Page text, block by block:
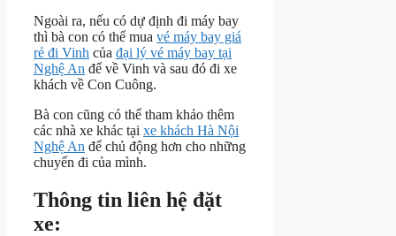
Ngoài ra, nếu có dự định đi máy bay
thì bà con có thể mua vé máy bay giá
rẻ đi Vinh của đại lý vé máy bay tại
Nghệ An để về Vinh và sau đó đi xe
khách về Con Cuông.
Bà con cũng có thể tham khảo thêm
các nhà xe khác tại xe khách Hà Nội
Nghệ An để chủ động hơn cho những
chuyến đi của mình.
Thông tin liên hệ đặt
xe: